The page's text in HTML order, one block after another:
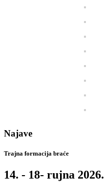
Najave
Trajna formacija braće
14. - 18- rujna 2026.